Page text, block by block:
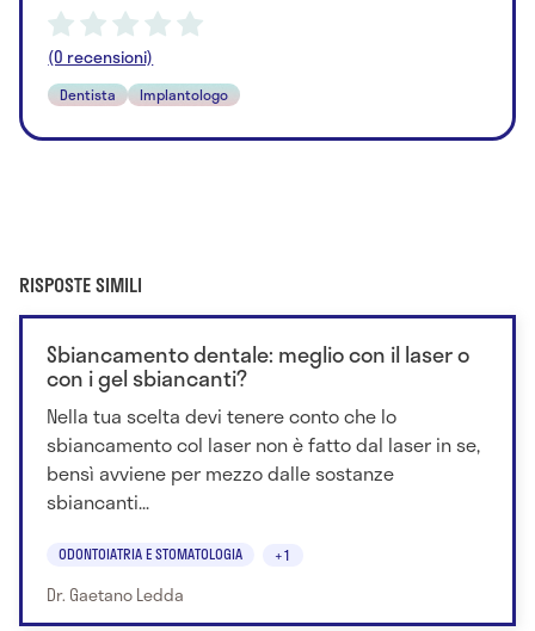
(0 recensioni)
Dentista Implantologo
RISPOSTE SIMILI
Sbiancamento dentale: meglio con il laser o
con i gel sbiancanti?
Nella tua scelta devi tenere conto che lo
sbiancamento col laser non è fatto dal laser in se,
bensì avviene per mezzo dalle sostanze
sbiancanti...
ODONTOIATRIA E STOMATOLOGIA +1
Dr. Gaetano Ledda